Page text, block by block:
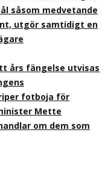
såsom medvetande
utgör samtidigt en
års fängelse utvisas
fotboja för
Mette
om dem som